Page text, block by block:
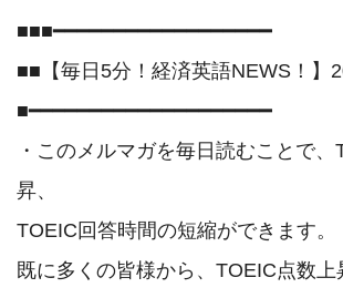
■■■━━━━━━━━━━━━━━━━━━
■■【毎日5分！経済英語NEWS！】
■━━━━━━━━━━━━━━━━━━━━
・このメルマガを毎日読むことで
昇、
TOEIC回答時間の短縮ができます。
既に多くの皆様から、TOEIC点数上